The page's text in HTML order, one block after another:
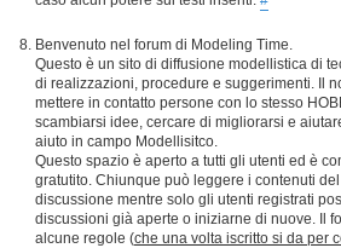
Benvenuto nel forum di Modeling Time.
Questo è un sito di diffusione modellistica di
di realizzazioni, procedure e suggerimenti. Il
mettere in contatto persone con lo stesso
scambiarsi idee, cercare di migliorarsi e
aiuto in campo Modellisitco.
Questo spazio è aperto a tutti gli utenti ed è
gratutito. Chiunque può leggere i contenuti
discussione mentre solo gli utenti registrati
discussioni già aperte o iniziarne di nuove. Il
alcune regole (che una volta iscritto si da per